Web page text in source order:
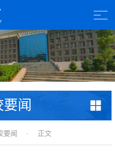
闻
要闻 · 正文